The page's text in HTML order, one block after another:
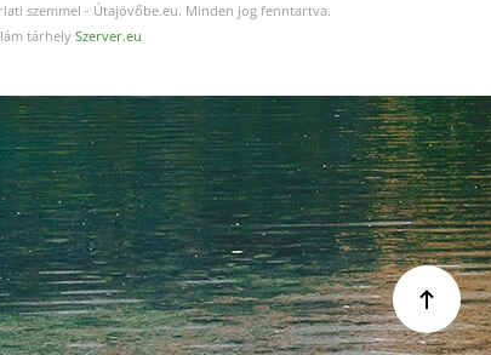
szemmel - Útajövőbe.eu. Minden jog fenntartva.
tárhelySzerver.eu